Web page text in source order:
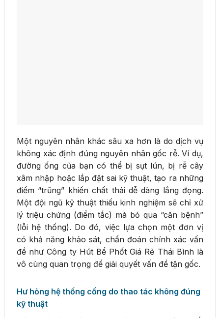
Một nguyên nhân khác sâu xa hơn là do dịch vụ
không xác định đúng nguyên nhân gốc rễ. Ví dụ,
đường ống của bạn có thể bị sụt lún, bị rễ cây
xâm nhập hoặc lắp đặt sai kỹ thuật, tạo ra những
điểm “trũng” khiến chất thải dễ dàng lắng đọng.
Một đội ngũ kỹ thuật thiếu kinh nghiệm sẽ chỉ xử
lý triệu chứng (điểm tắc) mà bỏ qua “căn bệnh”
(lỗi hệ thống). Do đó, việc lựa chọn một đơn vị
có khả năng khảo sát, chẩn đoán chính xác vấn
đề như Công ty Hút Bể Phốt Giá Rẻ Thái Bình là
vô cùng quan trọng để giải quyết vấn đề tận gốc.
Hư hỏng hệ thống cống do thao tác không đúng
kỹ thuật